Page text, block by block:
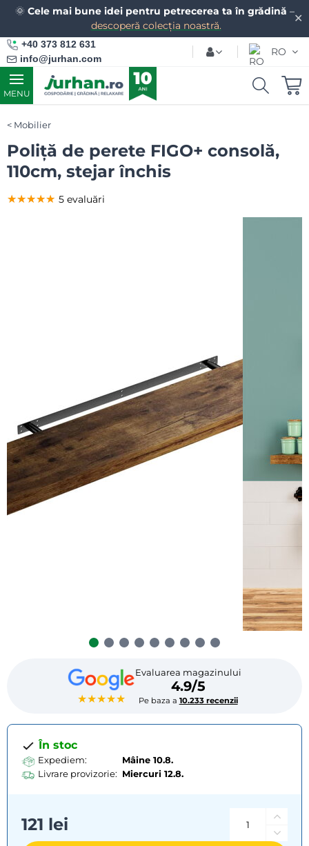
✕
🌞 Cele mai bune idei pentru petrecerea ta în grădină –
descoperă colecția noastră.
+40 373 812 631
info@jurhan.com
RO
MENU
Mobilier
Poliță de perete FIGO+ consolă,
110cm, stejar închis
★★★★★
Evaluarea magazinului
4.9/5
Pe baza a 10.233 recenzii
★★★★★
★★★★★
★★★★★ 5 evaluări
În stoc
Expediem:
Mâine 10.8.
Livrare provizorie: Miercuri 12.8.
121 lei